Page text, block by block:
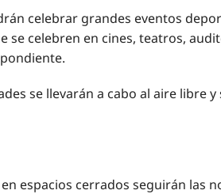
celebrar grandes eventos
se celebren en cines, teatros,
se llevarán a cabo al aire
espacios cerrados seguirán las